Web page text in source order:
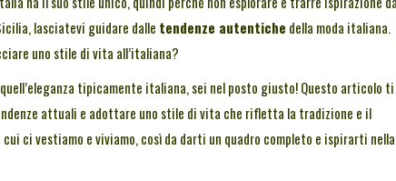
lasciatevi guidare dalle tendenze autentiche della moda italiana.
uno stile di vita all’italiana?
tipicamente italiana, sei nel posto giusto! Questo articolo ti
attuali e adottare uno stile di vita che rifletta la tradizione e il
ci vestiamo e viviamo, così da darti un quadro completo e ispirarti nella